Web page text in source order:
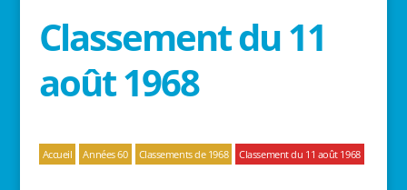
Classement du 11
août 1968
Accueil Années 60 Classements de 1968 Classement du 11 août 1968